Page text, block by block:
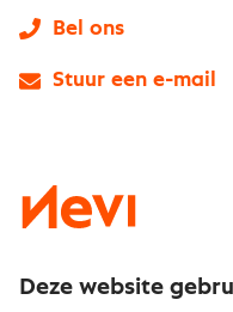
Bel ons
Stuur een e-mail
Deze website